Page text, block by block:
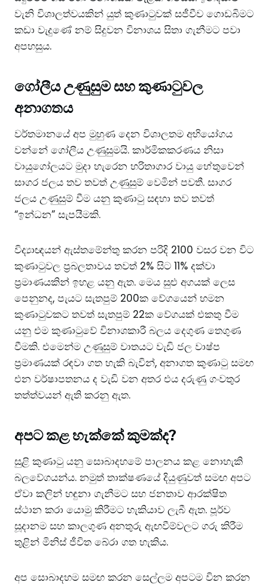
වැනි විශාලත්වයකින් යුත් කුණාටුවක් සජීවීව ගොඩබිමට
කඩා වැදුණේ නම් සිදුවන විනාශය සිතා ගැනීමට පවා
අපහසුය.
ගෝලීය උණුසුම සහ කුණාටුවල
අනාගතය
වර්තමානයේ අප මුහුණ දෙන විශාලතම අභියෝගය
වන්නේ ගෝලීය උණුසුමයි. කාර්මිකකරණය නිසා
වායුගෝලයට මුදා හැරෙන හරිතාගාර වායු හේතුවෙන්
සාගර ජලය තව තවත් උණුසුම් වෙමින් පවතී. සාගර
ජලය උණුසුම් වීම යනු කුණාටු සඳහා තව තවත්
“ඉන්ධන” සැපයීමකි.
විද්‍යාඥයන් ඇස්තමේන්තු කරන පරිදි 2100 වසර වන විට
කුණාටුවල ප්‍රබලතාවය තවත් 2% සිට 11% දක්වා
ප්‍රමාණයකින් ඉහළ යනු ඇත. මෙය සුළු අගයක් ලෙස
පෙනුනද, පැයට සැතපුම් 200ක වේගයෙන් හමන
කුණාටුවකට තවත් සැතපුම් 22ක වේගයක් එකතු වීම
යනු එම කුණාටුවේ විනාශකාරී බලය දෙගුණ තෙගුණ
වීමකි. එමෙන්ම උණුසුම් වාතයට වැඩි ජල වාෂ්ප
ප්‍රමාණයක් රඳවා ගත හැකි බැවින්, අනාගත කුණාටු සමඟ
එන වර්ෂාපතනය ද වැඩි වන අතර එය දරුණු ගංවතුර
තත්ත්වයන් ඇති කරනු ඇත.
අපට කළ හැක්කේ කුමක්ද?
සුළි කුණාටු යනු සොබාදහමේ පාලනය කළ නොහැකි
බලවේගයන්ය. නමුත් තාක්ෂණයේ දියුණුවත් සමඟ අපට
ඒවා කලින් හඳුනා ගැනීමට සහ ජනතාව ආරක්ෂිත
ස්ථාන කරා යොමු කිරීමට හැකියාව ලැබී ඇත. පූර්ව
සූදානම සහ කාලගුණ අනතුරු ඇඟවීම්වලට ගරු කිරීම
තුළින් මිනිස් ජීවිත බේරා ගත හැකිය.
අප සොබාදහම සමඟ කරන සෙල්ලම අපටම වින කරන